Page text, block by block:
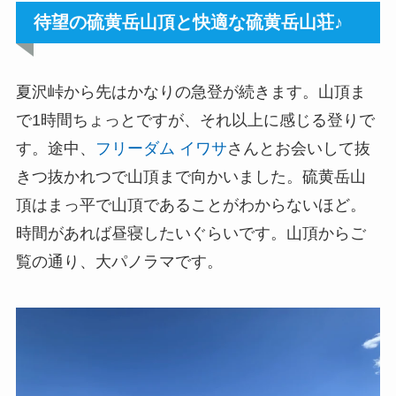
待望の硫黄岳山頂と快適な硫黄岳山荘♪
夏沢峠から先はかなりの急登が続きます。山頂ま
で1時間ちょっとですが、それ以上に感じる登りで
す。途中、
フリーダム イワサさんとお会いして抜
きつ抜かれつで山頂まで向かいました。硫黄岳山
頂はまっ平で山頂であることがわからないほど。
時間があれば昼寝したいぐらいです。山頂からご
覧の通り、大パノラマです。